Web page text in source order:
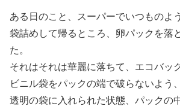
ある日のこと、スーパーでいつものよ
袋詰めして帰るところ、卵パックを落
た。
それはそれは華麗に落ちて、エコバッ
ビニル袋をパックの端で破らないよう
透明の袋に入れられた状態、パックの